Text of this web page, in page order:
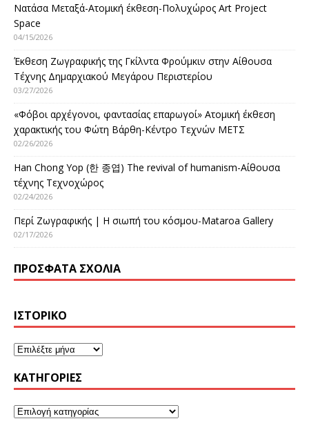
Νατάσα Μεταξά-Ατομική έκθεση-Πολυχώρος Art Project
Space
04/15/2026
Έκθεση Ζωγραφικής της Γκίλντα Φρούμκιν στην Αίθουσα
Τέχνης Δημαρχιακού Μεγάρου Περιστερίου
03/27/2026
«Φόβοι αρχέγονοι, φαντασίας επαρωγοί» Ατομική έκθεση
χαρακτικής του Φώτη Βάρθη-Κέντρο Τεχνών ΜΕΤΣ
02/26/2026
Han Chong Yop (한 종엽) The revival of humanism-Αίθουσα
τέχνης Τεχνοχώρος
02/24/2026
Περί Ζωγραφικής | Η σιωπή του κόσμου-Mataroa Gallery
02/17/2026
ΠΡΌΣΦΑΤΑ ΣΧΌΛΙΑ
ΙΣΤΟΡΙΚΌ
KΑΤΗΓΟΡΊΕΣ